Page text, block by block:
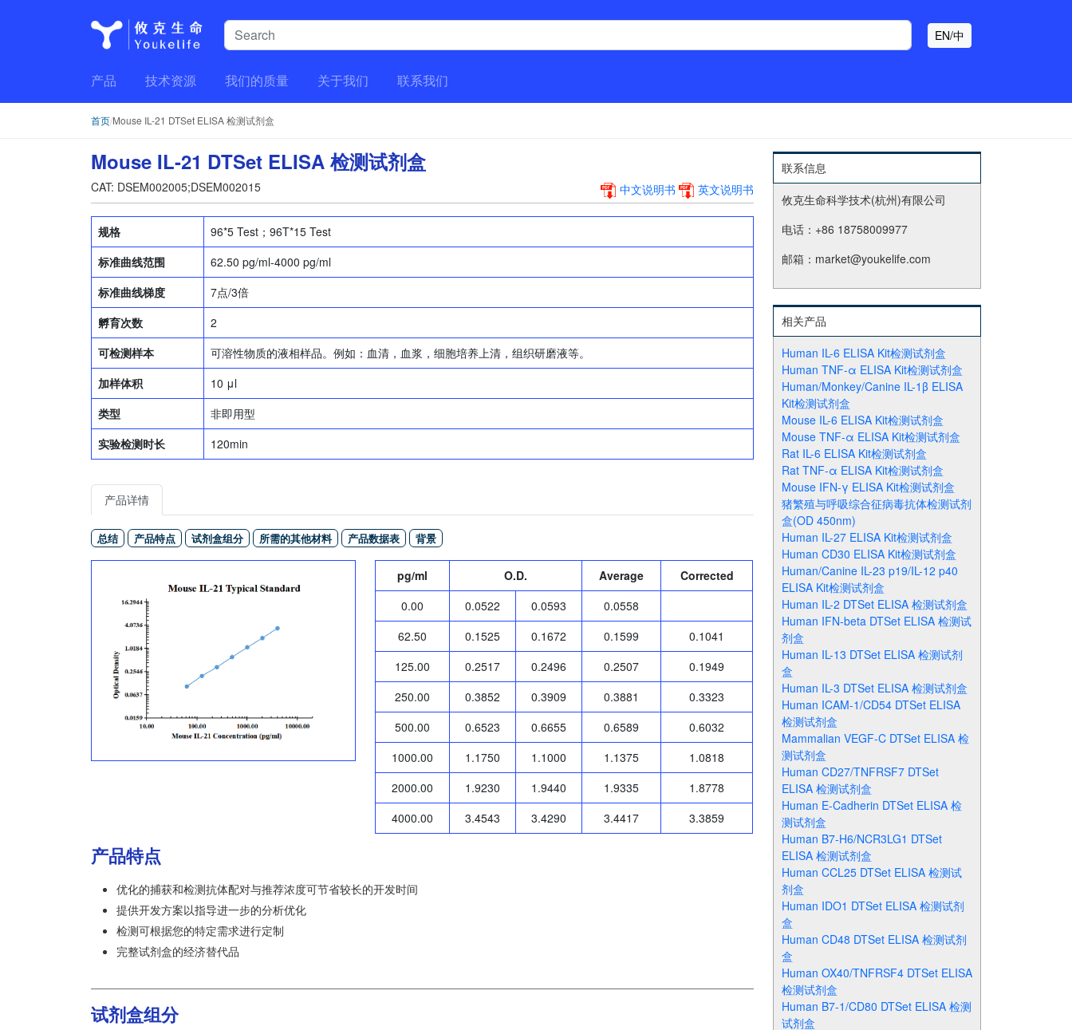
EN/中
产品 技术资源 我们的质量 关于我们 联系我们
首页/Mouse IL-21 DTSet ELISA 检测试剂盒
Mouse IL-21 DTSet ELISA 检测试剂盒
CAT: DSEM002005;DSEM002015 中文说明书 英文说明书
规格
96*5 Test；96T*15 Test
标准曲线范围
62.50 pg/ml-4000 pg/ml
标准曲线梯度
7点/3倍
孵育次数
2
可检测样本
可溶性物质的液相样品。例如：血清，血浆，细胞培养上清，组织研磨液等。
加样体积
10 μl
类型
非即用型
实验检测时长
120min
产品详情
总结 产品特点 试剂盒组分 所需的其他材料 产品数据表 背景
pg/ml O.D. Average
Corrected
0.00
0.0522 0.0593
0.0558
62.50
0.1525 0.1672 0.1599
0.1041
125.00
0.2517 0.2496 0.2507
0.1949
250.00
0.3852 0.3909 0.3881
0.3323
500.00
0.6523 0.6655 0.6589
0.6032
1000.00
1.1750 1.1000 1.1375
1.0818
2000.00
1.9230 1.9440 1.9335
1.8778
4000.00
3.4543 3.4290 3.4417 3.3859
产品特点
优化的捕获和检测抗体配对与推荐浓度可节省较长的开发时间
提供开发方案以指导进一步的分析优化
检测可根据您的特定需求进行定制
完整试剂盒的经济替代品
试剂盒组分
联系信息
攸克生命科学技术(杭州)有限公司
电话：+86 18758009977
邮箱：market@youkelife.com
相关产品
Human IL-6 ELISA Kit检测试剂盒
Human TNF-α ELISA Kit检测试剂盒
Human/Monkey/Canine IL-1β ELISA
Kit检测试剂盒
Mouse IL-6 ELISA Kit检测试剂盒
Mouse TNF-α ELISA Kit检测试剂盒
Rat IL-6 ELISA Kit检测试剂盒
Rat TNF-α ELISA Kit检测试剂盒
Mouse IFN-γ ELISA Kit检测试剂盒
猪繁殖与呼吸综合征病毒抗体检测试剂
盒(OD 450nm)
Human IL-27 ELISA Kit检测试剂盒
Human CD30 ELISA Kit检测试剂盒
Human/Canine IL-23 p19/IL-12 p40
ELISA Kit检测试剂盒
Human IL-2 DTSet ELISA 检测试剂盒
Human IFN-beta DTSet ELISA 检测试
剂盒
Human IL-13 DTSet ELISA 检测试剂
盒
Human IL-3 DTSet ELISA 检测试剂盒
Human ICAM-1/CD54 DTSet ELISA
检测试剂盒
Mammalian VEGF-C DTSet ELISA 检
测试剂盒
Human CD27/TNFRSF7 DTSet
ELISA 检测试剂盒
Human E-Cadherin DTSet ELISA 检
测试剂盒
Human B7-H6/NCR3LG1 DTSet
ELISA 检测试剂盒
Human CCL25 DTSet ELISA 检测试
剂盒
Human IDO1 DTSet ELISA 检测试剂
盒
Human CD48 DTSet ELISA 检测试剂
盒
Human OX40/TNFRSF4 DTSet ELISA
检测试剂盒
Human B7-1/CD80 DTSet ELISA 检测
试剂盒